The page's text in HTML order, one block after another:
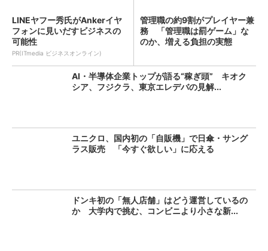
LINEヤフー秀氏がAnkerイヤ
フォンに見いだすビジネスの
可能性
PR(ITmedia ビジネスオンライン)
管理職の約9割がプレイヤー兼
務 「管理職は罰ゲーム」な
のか、増える負担の実態
AI・半導体企業トップが語る“稼ぎ頭” キオク
シア、フジクラ、東京エレデバの見解...
ユニクロ、国内初の「自販機」で日傘・サング
ラス販売 「今すぐ欲しい」に応える
ドンキ初の「無人店舗」はどう運営しているの
か 大学内で挑む、コンビニより小さな新...